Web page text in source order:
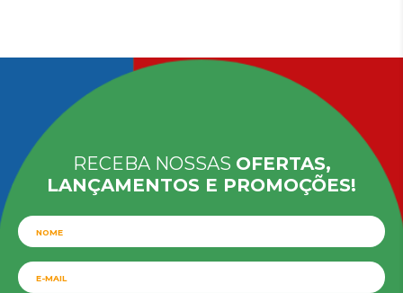
RECEBA NOSSAS OFERTAS,
LANÇAMENTOS E PROMOÇÕES!